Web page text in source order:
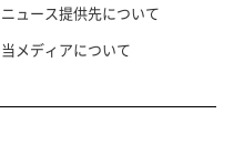
ニュース提供先について
当メディアについて